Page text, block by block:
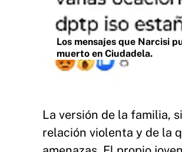
Los mensajes que Narcisi
muerto en Ciudadela.
La versión de la familia,
relación violenta y de la